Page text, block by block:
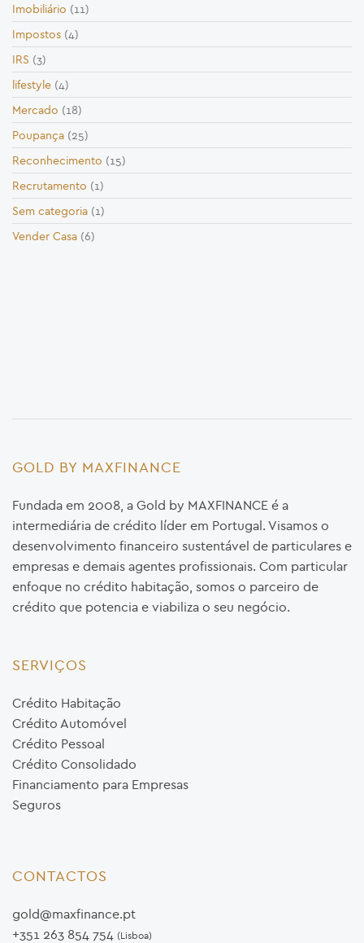
Imobiliário (11)
Impostos (4)
IRS (3)
lifestyle (4)
Mercado (18)
Poupança (25)
Reconhecimento (15)
Recrutamento (1)
Sem categoria (1)
Vender Casa (6)
GOLD BY MAXFINANCE
Fundada em 2008, a Gold by MAXFINANCE é a
intermediária de crédito líder em Portugal. Visamos o
desenvolvimento financeiro sustentável de particulares e
empresas e demais agentes profissionais. Com particular
enfoque no crédito habitação, somos o parceiro de
crédito que potencia e viabiliza o seu negócio.
SERVIÇOS
Crédito Habitação
Crédito Automóvel
Crédito Pessoal
Crédito Consolidado
Financiamento para Empresas
Seguros
CONTACTOS
gold@maxfinance.pt
+351 263 854 754 (Lisboa)